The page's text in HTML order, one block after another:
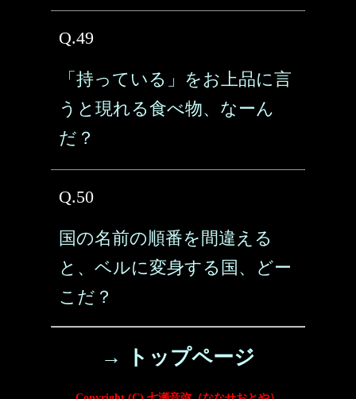
Q.49
「持っている」をお上品に言
うと現れる食べ物、なーん
だ？
Q.50
国の名前の順番を間違える
と、ベルに変身する国、どー
こだ？
→ トップページ